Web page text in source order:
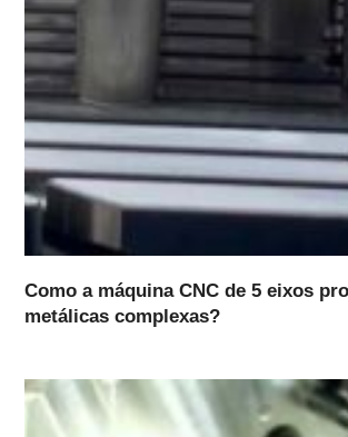
Como a máquina CNC de 5 eixos
metálicas complexas?